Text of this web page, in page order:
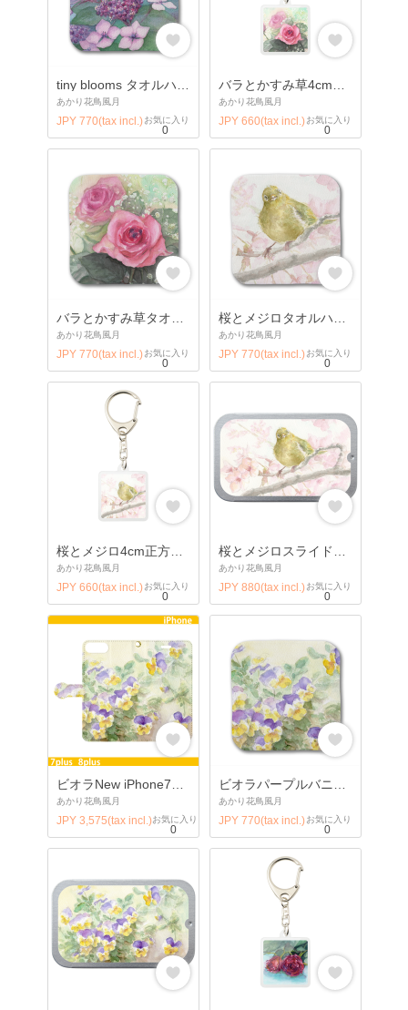
tiny blooms タオルハンカチ
あかり花鳥風月
JPY 770(tax incl.)
0
お気に入り
バラとかすみ草4cm正方形キーホルダー
あかり花鳥風月
JPY 660(tax incl.)
0
お気に入り
バラとかすみ草タオルハンカチ
あかり花鳥風月
JPY 770(tax incl.)
0
お気に入り
桜とメジロタオルハンカチ
あかり花鳥風月
JPY 770(tax incl.)
0
お気に入り
桜とメジロ4cm正方形キーホルダー
あかり花鳥風月
JPY 660(tax incl.)
0
お気に入り
桜とメジロスライドケース
あかり花鳥風月
JPY 880(tax incl.)
0
お気に入り
ビオラNew iPhone7plus/8plus手帳型ケース
あかり花鳥風月
JPY 3,575(tax incl.)
0
お気に入り
ビオラパープルバニーの春祭りタオルハンカチ
あかり花鳥風月
JPY 770(tax incl.)
0
お気に入り